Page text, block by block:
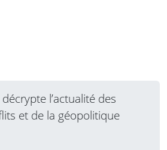
l’actualité des
et de la géopolitique